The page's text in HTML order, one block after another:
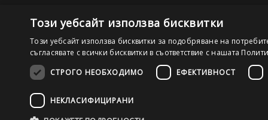
©2026 OutletPC.bg, Всички права запазени! Ди Ес Ай
Този уебсайт използва бисквитки
Този уебсайт използва бисквитки за подобряване на
съгласявате с всички бисквитки в съответствие с нашата
СТРОГО НЕОБХОДИМО
ЕФЕКТИВНОСТ
НЕКЛАСИФИЦИРАНИ